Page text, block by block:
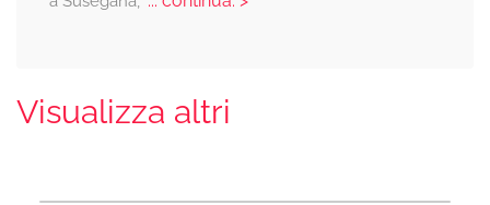
Visualizza altri